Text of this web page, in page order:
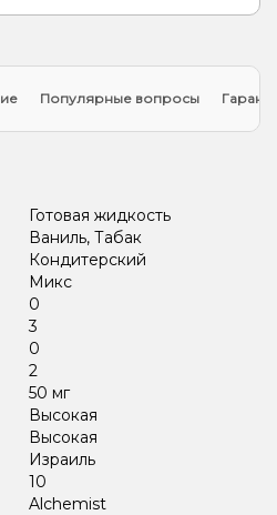
Популярные вопросы
Готовая жидкость
Ваниль, Табак
Кондитерский
Микс
0
3
0
2
50 мг
Высокая
Высокая
Израиль
10
Alchemist